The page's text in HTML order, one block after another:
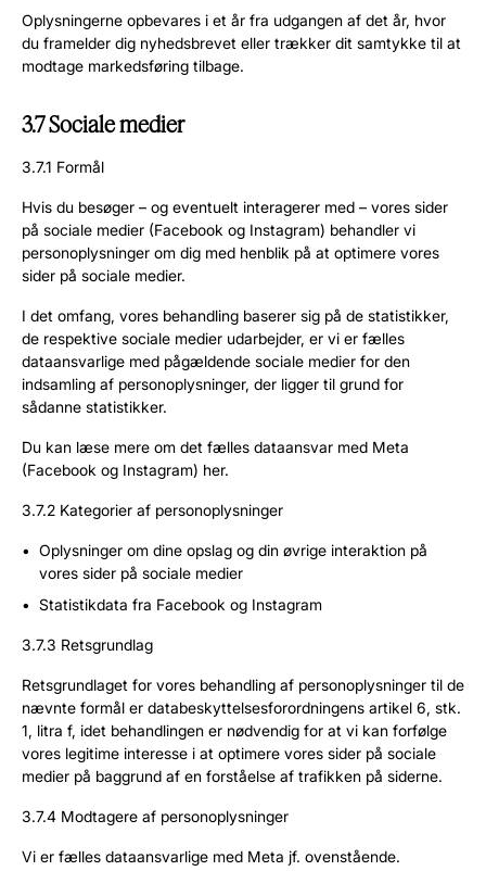
Oplysningerne opbevares i et år fra udgangen af det år, hvor
du framelder dig nyhedsbrevet eller trækker dit samtykke til at
modtage markedsføring tilbage.
3.7 Sociale medier
3.7.1 Formål
Hvis du besøger – og eventuelt interagerer med – vores sider
på sociale medier (Facebook og Instagram) behandler vi
personoplysninger om dig med henblik på at optimere vores
sider på sociale medier.
I det omfang, vores behandling baserer sig på de statistikker,
de respektive sociale medier udarbejder, er vi er fælles
dataansvarlige med pågældende sociale medier for den
indsamling af personoplysninger, der ligger til grund for
sådanne statistikker.
Du kan læse mere om det fælles dataansvar med Meta
(Facebook og Instagram) her.
3.7.2 Kategorier af personoplysninger
Oplysninger om dine opslag og din øvrige interaktion på
vores sider på sociale medier
Statistikdata fra Facebook og Instagram
3.7.3 Retsgrundlag
Retsgrundlaget for vores behandling af personoplysninger til de
nævnte formål er databeskyttelsesforordningens artikel 6, stk.
1, litra f, idet behandlingen er nødvendig for at vi kan forfølge
vores legitime interesse i at optimere vores sider på sociale
medier på baggrund af en forståelse af trafikken på siderne.
3.7.4 Modtagere af personoplysninger
Vi er fælles dataansvarlige med Meta jf. ovenstående.